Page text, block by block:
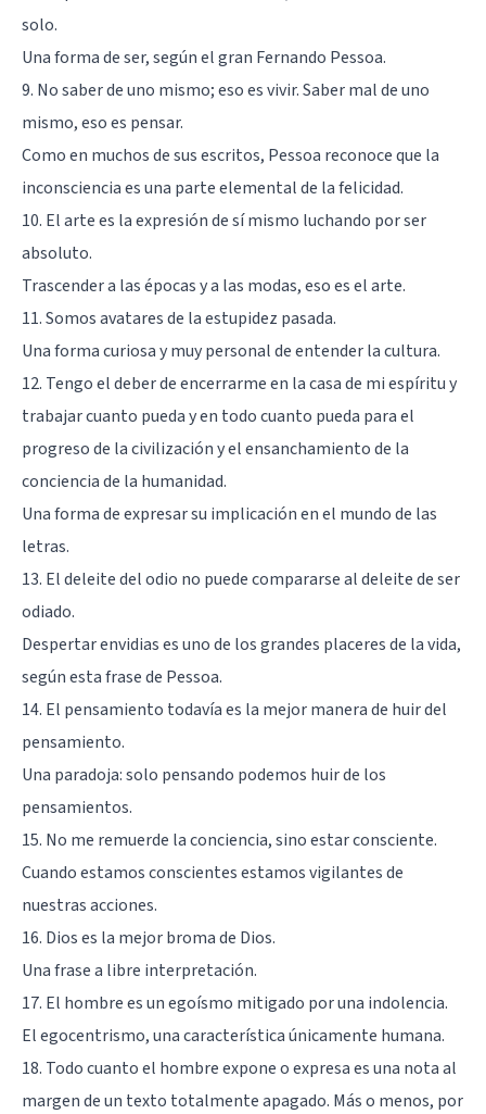
solo.
Una forma de ser, según el gran Fernando Pessoa.
9. No saber de uno mismo; eso es vivir. Saber mal de uno
mismo, eso es pensar.
Como en muchos de sus escritos, Pessoa reconoce que la
inconsciencia es una parte elemental de la felicidad.
10. El arte es la expresión de sí mismo luchando por ser
absoluto.
Trascender a las épocas y a las modas, eso es el arte.
11. Somos avatares de la estupidez pasada.
Una forma curiosa y muy personal de entender la cultura.
12. Tengo el deber de encerrarme en la casa de mi espíritu y
trabajar cuanto pueda y en todo cuanto pueda para el
progreso de la civilización y el ensanchamiento de la
conciencia de la humanidad.
Una forma de expresar su implicación en el mundo de las
letras.
13. El deleite del odio no puede compararse al deleite de ser
odiado.
Despertar envidias es uno de los grandes placeres de la vida,
según esta frase de Pessoa.
14. El pensamiento todavía es la mejor manera de huir del
pensamiento.
Una paradoja: solo pensando podemos huir de los
pensamientos.
15. No me remuerde la conciencia, sino estar consciente.
Cuando estamos conscientes estamos vigilantes de
nuestras acciones.
16. Dios es la mejor broma de Dios.
Una frase a libre interpretación.
17. El hombre es un egoísmo mitigado por una indolencia.
El egocentrismo, una característica únicamente humana.
18. Todo cuanto el hombre expone o expresa es una nota al
margen de un texto totalmente apagado. Más o menos, por